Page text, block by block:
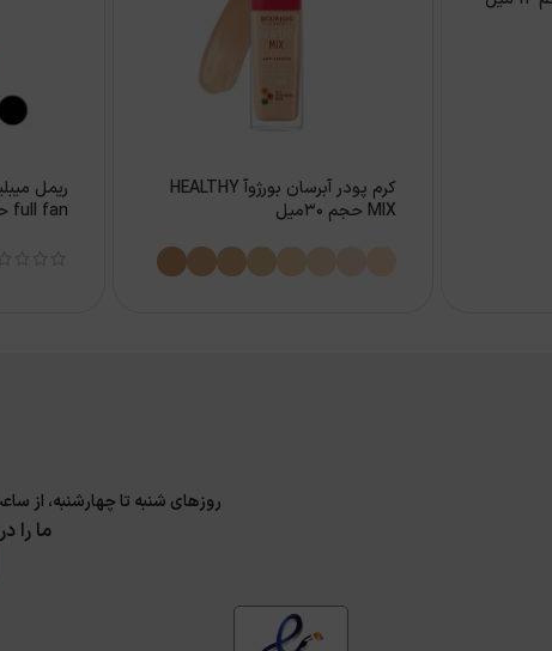
کرم پودر آبرسان بورژوآ HEALTHY
MIX حجم 30میل
ریمل
full fan حجم 10میل
ما را
روزهای شنبه تا چهارشنبه، از ساعت 9 الی 17 و پنجشنبه 9 الی 14 پاسخگوی سوالات شما